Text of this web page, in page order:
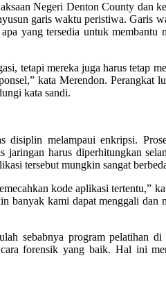
Negeri Denton County dan
garis waktu peristiwa. Garis
yang tersedia untuk membantu
tetapi mereka juga harus tetap
kata Merendon. Perangkat
kata sandi.
disiplin melampaui enkripsi.
harus diperhitungkan
tersebut mungkin sangat
kode aplikasi tertentu,”
banyak kami dapat menggali dan
sebabnya program pelatihan
forensik yang baik. Hal ini